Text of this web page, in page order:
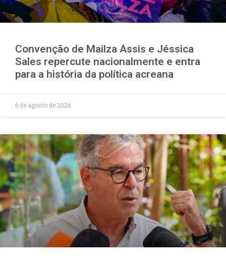
Convenção de Mailza Assis e Jéssica
Sales repercute nacionalmente e entra
para a história da política acreana
6 de agosto de 2026